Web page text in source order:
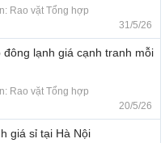
Rao vặt Tổng hợp
31/5/26
lạnh giá cạnh tranh mỗi
Rao vặt Tổng hợp
20/5/26
giá sỉ tại Hà Nội